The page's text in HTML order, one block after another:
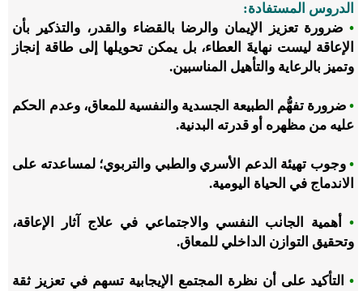
الدروس المستفادة:
• ضرورة تعزيز الإيمان والرضا بالقضاء والقدر، والتذكير بأن
الإعاقة ليست نهايةَ العطاء، بل ‏يمكن تحويلها إلى طاقة إنجاز
وتميز بالرعاية والتأهيل المناسبين.‏
• ضرورة تفهُّم الطبيعة الجسدية والنفسية للمعاق، وعدم الحكم
عليه من مظهره أو قدرته البدنية.
• وجوب تهيئة الدعم الأسري والطبي والتربوي؛ لمساعدته على
الاندماج في الحياة اليومية.
• أهمية الجانب النفسي والاجتماعي في علاج آثار الإعاقة،
وتحقيق التوازن الداخلي للمعاق.
• التأكيد على أن نظرة المجتمع الإيجابية تسهم في تعزيز ثقة